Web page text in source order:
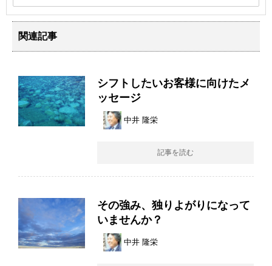
関連記事
シフトしたいお客様に向けたメ
ッセージ
中井 隆栄
記事を読む
その強み、独りよがりになって
いませんか？
中井 隆栄